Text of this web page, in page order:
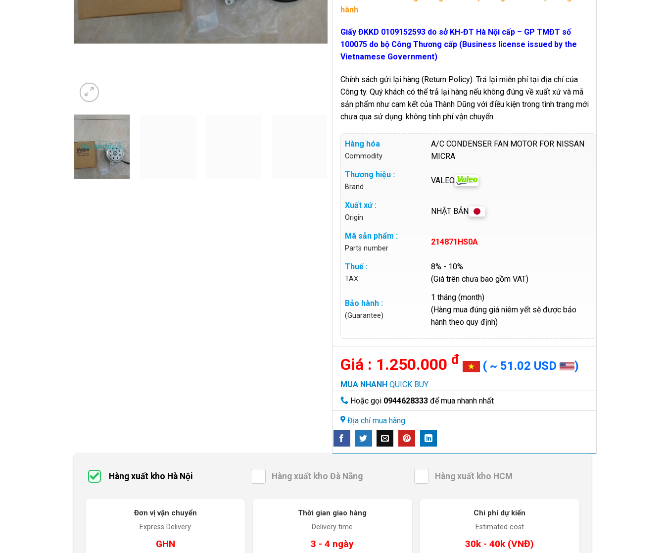
hành
Giấy ĐKKD 0109152593 do sở KH-ĐT Hà Nội cấp – GP TMĐT số
100075 do bộ Công Thương cấp (Business license issued by the
Vietnamese Government)
Chính sách gửi lại hàng (Return Policy): Trả lại miễn phí tại địa chỉ của
Công ty. Quý khách có thể trả lại hàng nếu không đúng về xuất xứ và mã
sản phẩm như cam kết của Thành Dũng với điều kiện trong tình trạng mới
chưa qua sử dụng: không tính phí vận chuyển
Hàng hóa
Commodity
A/C CONDENSER FAN MOTOR FOR NISSAN
MICRA
Thương hiệu :
Brand
VALEO
Xuất xứ :
Origin
NHẬT BẢN
Mã sản phẩm :
Parts number
214871HS0A
Thuế :
TAX
8% - 10%
(Giá trên chưa bao gồm VAT)
Bảo hành :
(Guarantee)
1 tháng (month)
(Hàng mua đúng giá niêm yết sẽ được bảo
hành theo quy định)
1.250.000 đ ( ~ 51.02 USD )
MUA NHANH QUICK BUY
Hoặc gọi 0944628333 để mua nhanh nhất
Địa chỉ mua hàng
Hàng xuất kho Hà Nội Hàng xuất kho Đà Nẵng Hàng xuất kho HCM
Đơn vị vận chuyển
Express Delivery
GHN
Thời gian giao hàng
Delivery time
3 - 4 ngày
Chi phí dự kiến
Estimated cost
30k - 40k (VNĐ)